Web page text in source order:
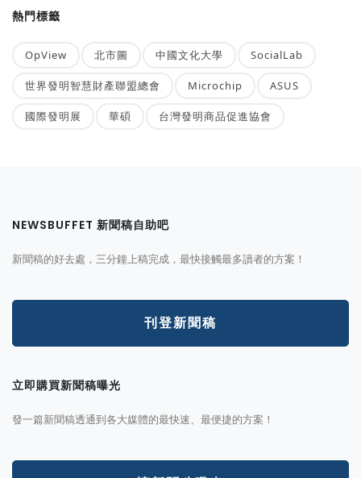
熱門標籤
OpView 北市圖 中國文化大學 SocialLab
世界發明智慧財產聯盟總會 Microchip ASUS
國際發明展 華碩 台灣發明商品促進協會
NEWSBUFFET 新聞稿自助吧
新聞稿的好去處，三分鐘上稿完成，最快接觸最多讀者的方案！
刊登新聞稿
立即購買新聞稿曝光
發一篇新聞稿透通到各大媒體的最快速、最便捷的方案！